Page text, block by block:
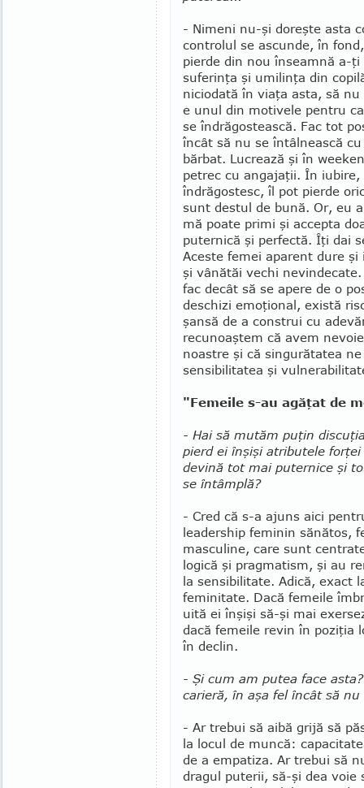
- Nimeni nu-şi doreşte asta
controlul se as­cunde, în
pierde din nou înseamnă a-
suferinţa şi umilinţa din
niciodată în viaţa asta, să
e unul din motivele pen­tru
se îndrăgostească. Fac tot
încât să nu se întâl­nească
bărbat. Lucrează şi în
petrec cu angajaţii. În
îndrăgostesc, îl pot pierde
sunt destul de bună. Or, eu
mă poate primi şi accepta
puternică şi perfectă. Îţi dai
Aceste femei aparent dure
şi vânătăi vechi
fac decât să se apere de o
deschizi emoţional, există
şansă de a construi cu
recunoaştem că avem
noastre şi că singurătatea
sensibilitatea şi
"Femeile s-au agăţat de
- Hai să mutăm puţin
pierd ei înşişi atri­bu­tele
devină tot mai puternice şi
se întâmplă?
- Cred că s-a ajuns aici
leadership fe­mi­nin sănătos,
masculine, care sunt
logică şi pragmatism, şi au
la sensibilitate. Adi­că, exact
feminitate. Dacă femeile
uită ei înşişi să-şi mai
dacă femeile revin în poziţia
în declin.
- Şi cum am putea face
carieră, în aşa fel încât să
- Ar trebui să aibă grijă să
la locul de muncă:
de a empatiza. Ar trebui să
dragul puterii, să-şi dea voie